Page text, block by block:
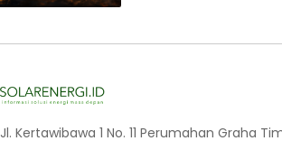
Jl. Kertawibawa 1 No. 11 Perumahan Graha